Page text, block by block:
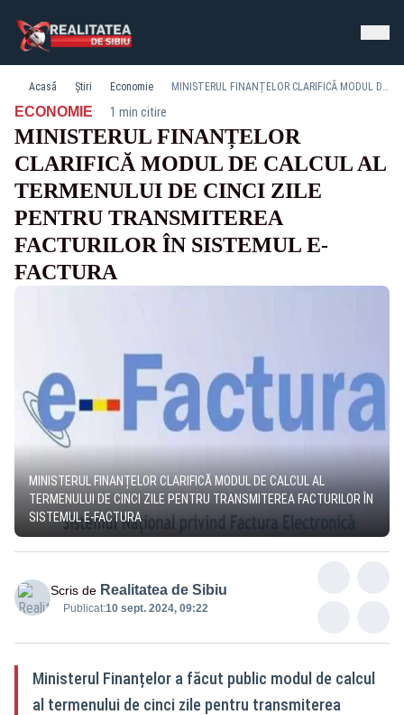
Acasă Știri Economie MINISTERUL FINANȚELOR CLARIFICĂ MODUL DE CALCUL AL TERMENULUI DE CINCI ZILE PENTRU TRANSMITEREA FACTURILOR ÎN SISTEMUL E-FACTURA
ECONOMIE· 1 min citire
MINISTERUL FINANȚELOR
CLARIFICĂ MODUL DE CALCUL AL
TERMENULUI DE CINCI ZILE
PENTRU TRANSMITEREA
FACTURILOR ÎN SISTEMUL E-
FACTURA
MINISTERUL FINANȚELOR CLARIFICĂ MODUL DE CALCUL AL
TERMENULUI DE CINCI ZILE PENTRU TRANSMITEREA FACTURILOR ÎN
SISTEMUL E-FACTURA
Scris de Realitatea de Sibiu
Publicat:10 sept. 2024, 09:22
Ministerul Finanțelor a făcut public modul de calcul
al termenului de cinci zile pentru transmiterea